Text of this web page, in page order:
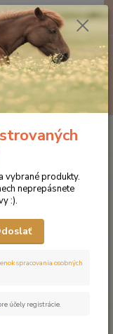
Menu
0ks
za0 €
MONTAR tričko
vybrané produkty.
neprepásnete
:).
spracovania osobných
účely registrácie.